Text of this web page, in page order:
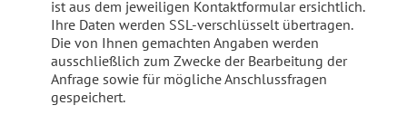
ist aus dem jeweiligen Kontaktformular ersichtlich.
Ihre Daten werden SSL-verschlüsselt übertragen.
Die von Ihnen gemachten Angaben werden
ausschließlich zum Zwecke der Bearbeitung der
Anfrage sowie für mögliche Anschlussfragen
gespeichert.